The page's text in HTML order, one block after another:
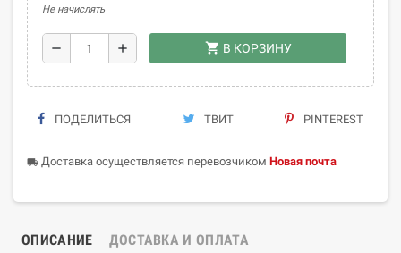
Не начислять
remove add shopping_cart В КОРЗИНУ
ПОДЕЛИТЬСЯ ТВИТ PINTEREST
local_shipping Доставка осуществляется перевозчиком Новая почта
ОПИСАНИЕ ДОСТАВКА И ОПЛАТА